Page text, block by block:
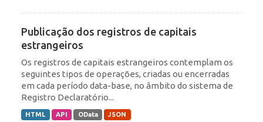
Publicação dos registros de capitais
estrangeiros
Os registros de capitais estrangeiros contemplam os
seguintes tipos de operações, criadas ou encerradas
em cada período data-base, no âmbito do sistema de
Registro Declaratório...
HTML API OData JSON